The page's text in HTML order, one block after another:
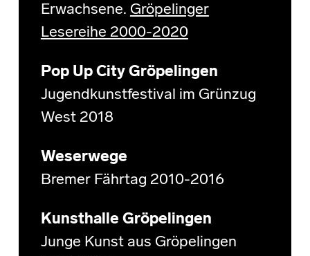
Erwachsene. Gröpelinger
Lesereihe 2000-2020
Pop Up City Gröpelingen
Jugendkunstfestival im Grünzug
West 2018
Weserwege
Bremer Fährtag 2010-2016
Kunsthalle Gröpelingen
Junge Kunst aus Gröpelingen